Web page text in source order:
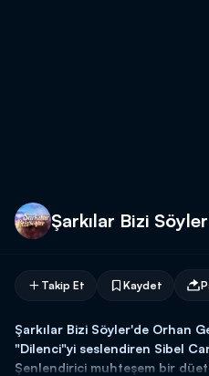
Şarkılar Bizi
Takip Et Kaydet
Şarkılar Bizi Söyler'de Orhan
"Dilenci"yi seslendiren Sibel
Şenlendirici muhteşem bir